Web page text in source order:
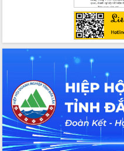
Ngày hội bầu cử đại biểu Quốc hội
khóa XVI và HĐND các cấp nhiệm kỳ
Đảm bảo cuộc bầu cử đại biểu Quốc
hội và đại biểu HĐND các cấp diễn ra
an toàn, hiệu quả, đúng quy định
Thủ tướng Chính phủ Phạm Minh Chính
kiểm tra, chỉ đạo hoàn thành các dự
án cao tốc và thăm khu tái định cư tại
Đắk Lắk
Sôi nổi Hội đua ngựa truyền thống Gò
Thì Thùng mừng Xuân Bính Ngọ 2026